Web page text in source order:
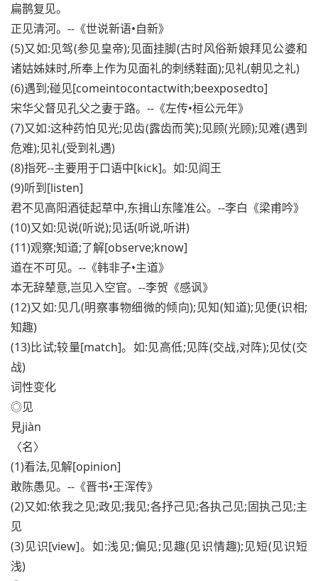
扁鹊复见。
正见清河。--《世说新语•自新》
(5)又如:见驾(参见皇帝);见面挂脚(古时风俗新娘拜见公婆和
诸姑姊妹时,所奉上作为见面礼的刺绣鞋面);见礼(朝见之礼)
(6)遇到;碰见[comeintocontactwith;beexposedto]
宋华父督见孔父之妻于路。--《左传•桓公元年》
(7)又如:这种药怕见光;见齿(露齿而笑);见顾(光顾);见难(遇到
危难);见礼(受到礼遇)
(8)指死--主要用于口语中[kick]。如:见阎王
(9)听到[listen]
君不见高阳酒徒起草中,东揖山东隆准公。--李白《梁甫吟》
(10)又如:见说(听说);见话(听说,听讲)
(11)观察;知道;了解[observe;know]
道在不可见。--《韩非子•主道》
本无辞辇意,岂见入空官。--李贺《感讽》
(12)又如:见几(明察事物细微的倾向);见知(知道);见便(识相;
知趣)
(13)比试;较量[match]。如:见高低;见阵(交战,对阵);见仗(交
战)
词性变化
◎见
見jiàn
〈名〉
(1)看法,见解[opinion]
敢陈愚见。--《晋书•王浑传》
(2)又如:依我之见;政见;我见;各抒己见;各执己见;固执己见;主
见
(3)见识[view]。如:浅见;偏见;见趣(见识情趣);见短(见识短
浅)